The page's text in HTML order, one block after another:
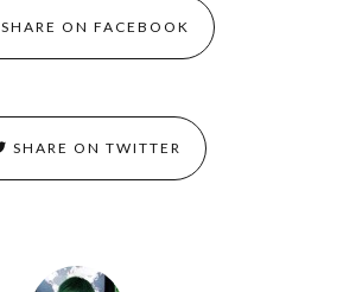
SHARE ON FACEBOOK
SHARE ON TWITTER